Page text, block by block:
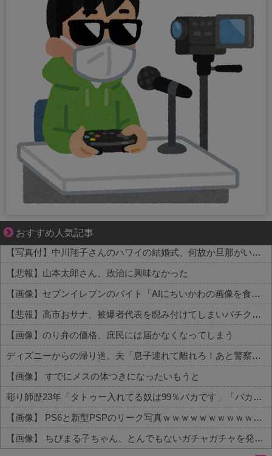
おすすめ人気記事
【マンガ】ぜんぶ私が中心
【写真付】中川翔子さんのハワイの結婚式、何故か旦那がいない
【悲報】山本太郎さん、政治に興味なかった
【画像】セブンイレブンのバイト「AIにちいかわの画像を食わせてっと………できた！」→とんでもないものが出来上がってしまうw w w w w
【悲報】高市おサナ、被爆者代表を睨み付けてしまいバチクソ炎上し始めるｗｗｗｗｗｗｗｗｗ
【画像】のり弁の価格、庶民には届かなくなってしまう
ディズニーからの帰り道。夫「息子連れて離れろ！あと警察に通報！」私「助けて！」駅員「どうしました！？」→トンデモナイことに…
【画像】 すでにメスの体つきになったいもうと
彫り師歴23年「タトゥー入れてる奴は99％バカです」「バカは5000円が好き」無断キャンセル、挨拶できない、金がない…客層をぶっちゃけ
【画像】 PS6と新型PSPのリーク写真ｗｗｗｗｗｗｗｗｗｗｗｗｗｗｗｗｗｗｗ
【画像】 ちびまる子ちゃん、とんでもないガチャガチャを発売してしまうｗｗｗｗ